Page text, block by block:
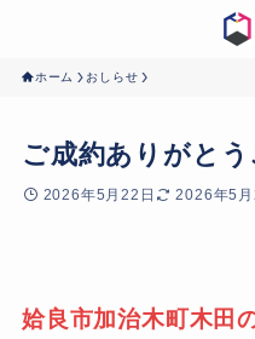
ホーム おしらせ
ご成約ありがとう
2026年5月22日 2026年5月
姶良市加治木町木田